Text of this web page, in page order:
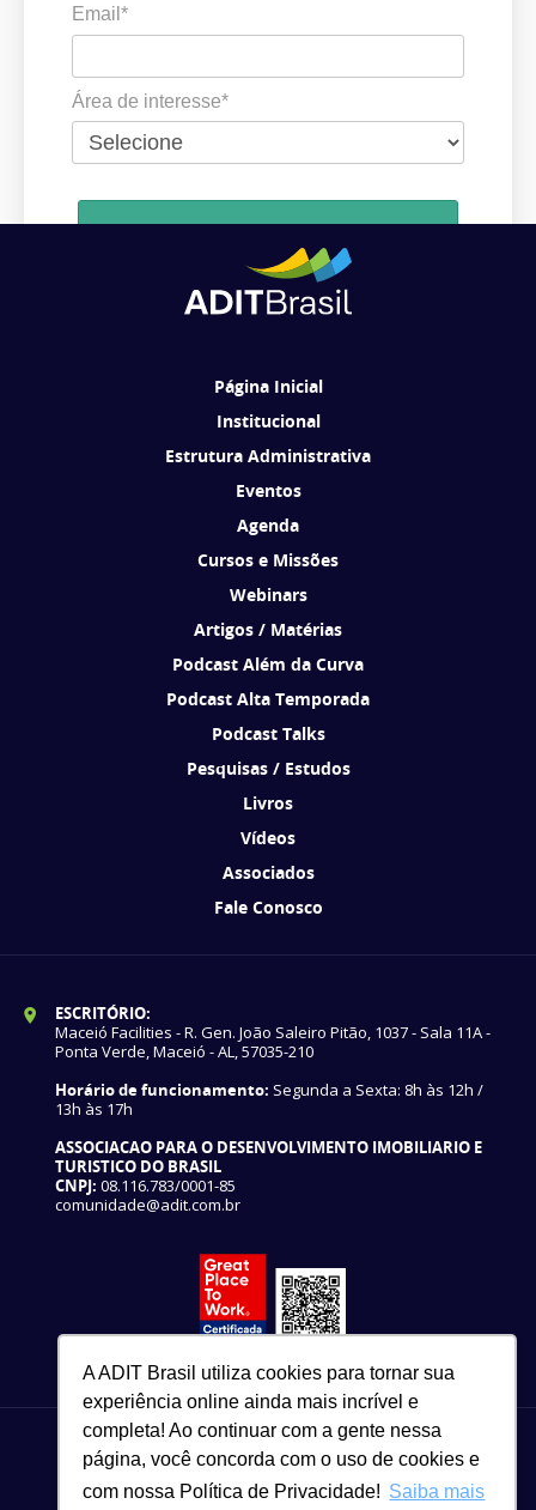
A ADIT Brasil utiliza cookies para tornar sua
experiência online ainda mais incrível e
completa! Ao continuar com a gente nessa
página, você concorda com o uso de cookies e
com nossa Política de Privacidade! Saiba mais
Email*
Área de interesse*
Ao se cadastrar, você concorda em receber comunicações da ADIT
Página Inicial
Institucional
Estrutura Administrativa
Eventos
Agenda
Cursos e Missões
Webinars
Artigos / Matérias
Podcast Além da Curva
Podcast Alta Temporada
Podcast Talks
Pesquisas / Estudos
Livros
Vídeos
Associados
Fale Conosco
ESCRITÓRIO:
Maceió Facilities - R. Gen. João Saleiro Pitão, 1037 - Sala 11A -
Ponta Verde, Maceió - AL, 57035-210
Horário de funcionamento: Segunda a Sexta: 8h às 12h /
13h às 17h
ASSOCIACAO PARA O DESENVOLVIMENTO IMOBILIARIO E
TURISTICO DO BRASIL
CNPJ: 08.116.783/0001-85
comunidade@adit.com.br